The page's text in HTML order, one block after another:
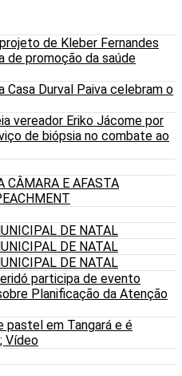
de Kleber Fernandes
de promoção da saúde
Casa Durval Paiva celebram o
vereador Eriko Jácome por
de biópsia no combate ao
CÂMARA E AFASTA
DE NATAL
DE NATAL
DE NATAL
participa de evento
Planificação da Atenção
pastel em Tangará e é
Vídeo